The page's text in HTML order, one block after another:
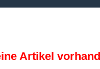
Artikel